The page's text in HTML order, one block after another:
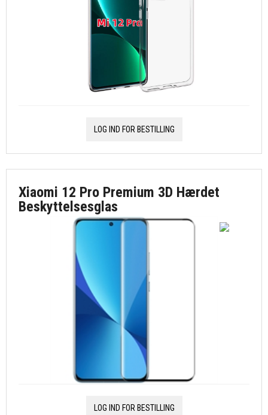
LOG IND FOR BESTILLING
Xiaomi 12 Pro Premium 3D Hærdet
Beskyttelsesglas
LOG IND FOR BESTILLING